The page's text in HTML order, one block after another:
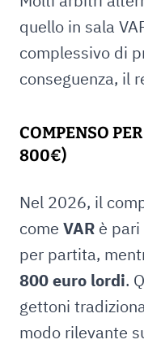
quello in sala
complessivo di
conseguenza, il
COMPENSO
800€)
Nel 2026, il
come VAR è
per partita,
800 euro lordi.
gettoni
modo rilevante